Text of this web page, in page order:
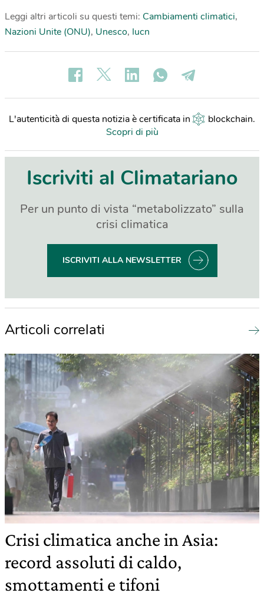
Leggi altri articoli su questi temi: Cambiamenti climatici,
Nazioni Unite (ONU), Unesco, Iucn
L'autenticità di questa notizia è certificata in blockchain.
Scopri di più
Iscriviti al Climatariano
Per un punto di vista “metabolizzato” sulla
crisi climatica
ISCRIVITI ALLA NEWSLETTER
Articoli correlati
Crisi climatica anche in Asia:
record assoluti di caldo,
smottamenti e tifoni